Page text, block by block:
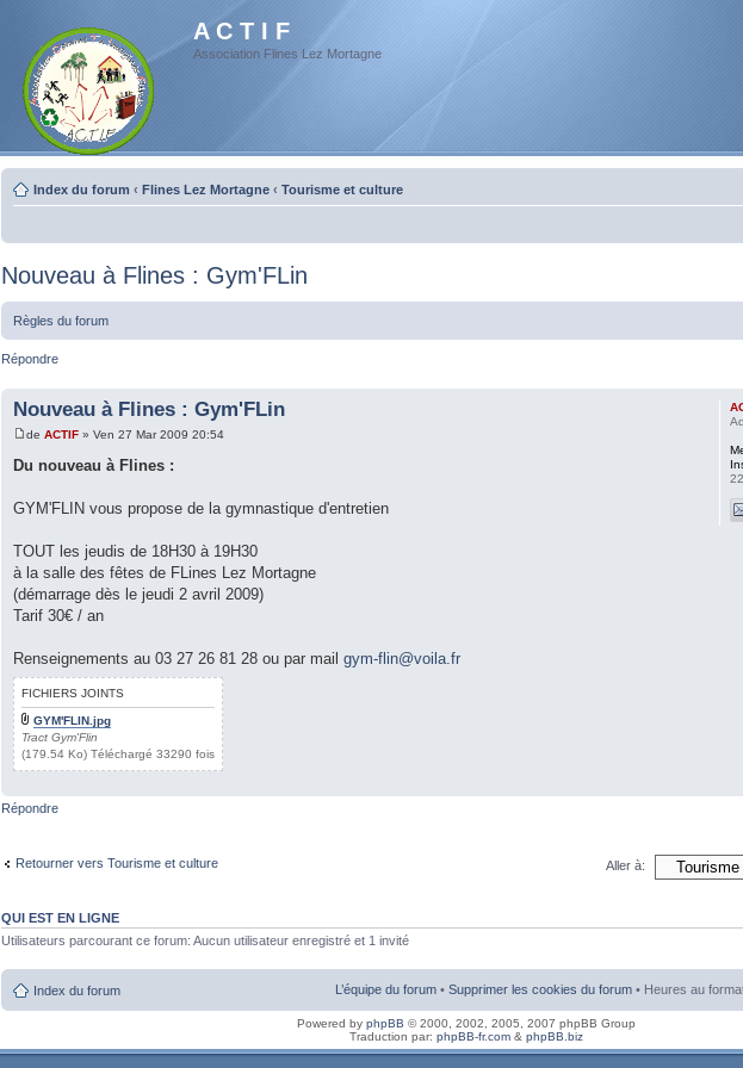
A C T I F
Association Flines Lez Mortagne
Index du forum ‹ Flines Lez Mortagne ‹ Tourisme et culture
Nouveau à Flines : Gym'FLin
Règles du forum
Répondre
Nouveau à Flines : Gym'FLin
de ACTIF » Ven 27 Mar 2009 20:54
Du nouveau à Flines :
GYM'FLIN vous propose de la gymnastique d'entretien
TOUT les jeudis de 18H30 à 19H30
à la salle des fêtes de FLines Lez Mortagne
(démarrage dès le jeudi 2 avril 2009)
Tarif 30€ / an
Renseignements au 03 27 26 81 28 ou par mail gym-flin@voila.fr
FICHIERS JOINTS
GYM'FLIN.jpg
Tract Gym'Flin
(179.54 Ko) Téléchargé 33290 fois
Répondre
Retourner vers Tourisme et culture Aller à:
QUI EST EN LIGNE
Utilisateurs parcourant ce forum: Aucun utilisateur enregistré et 1 invité
Index du forum L’équipe du forum • Supprimer les cookies du forum • Heures au
Powered by phpBB © 2000, 2002, 2005, 2007 phpBB Group
Traduction par: phpBB-fr.com & phpBB.biz